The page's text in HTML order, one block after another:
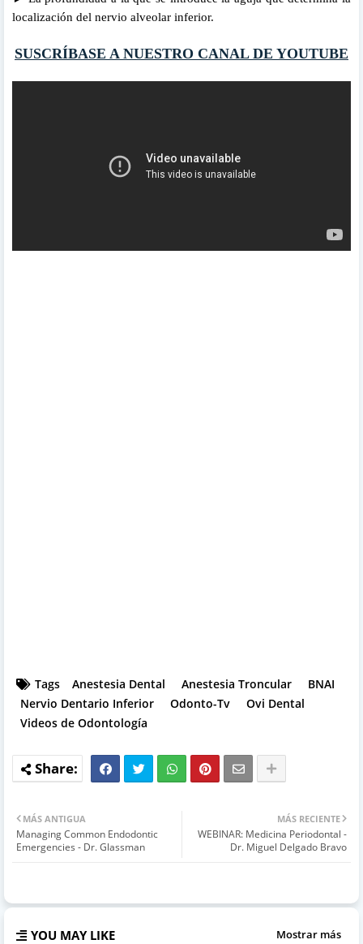
localización del nervio alveolar inferior.
SUSCRÍBASE A NUESTRO CANAL DE YOUTUBE
Tags Anestesia Dental Anestesia Troncular
BNAI
Nervio Dentario Inferior
Odonto-Tv
Ovi Dental
Videos de Odontología
MÁS RECIENTE
WEBINAR: Medicina Periodontal -
Dr. Miguel Delgado Bravo
MÁS ANTIGUA
Managing Common Endodontic
Emergencies - Dr. Glassman
YOU MAY LIKE Mostrar más